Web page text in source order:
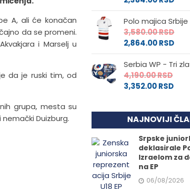
A, ali će konačan
da se promeni.
i Marselj u
da je ruski tim, od
grupa, mesta su
Duizburg.
Polo majica Srbije
3,580.00RSD
2,864.00RSD
Serbia WP - Tri
4,190.00RSD
3,352.00RSD
NAJNOVIJI
Srpske
deklasirale
Izraelom za
na EP
06/08/2026